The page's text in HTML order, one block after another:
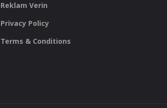
Reklam Verin
Privacy Policy
Terms & Conditions